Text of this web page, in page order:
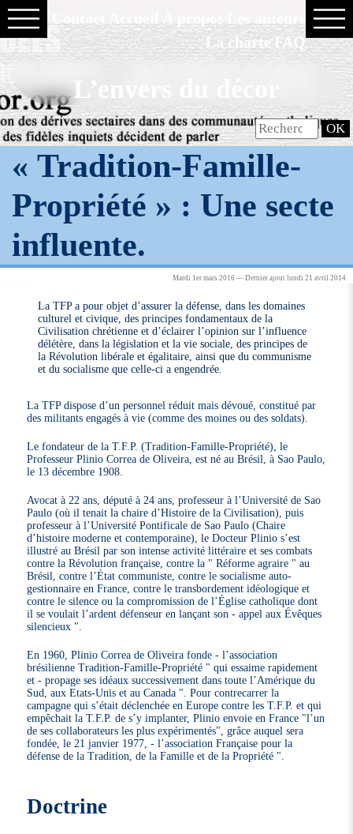
La charte FAQ
L’envers du décor
« Tradition-Famille-
Propriété » : Une secte
influente.
Mardi 1er mars 2016 — Dernier ajout lundi 21 avril 2014
La TFP a pour objet d’assurer la défense, dans les domaines
culturel et civique, des principes fondamentaux de la
Civilisation chrétienne et d’éclairer l’opinion sur l’influence
délétère, dans la législation et la vie sociale, des principes de
la Révolution libérale et égalitaire, ainsi que du communisme
et du socialisme que celle-ci a engendrée.
La TFP dispose d’un personnel réduit mais dévoué, constitué par
des militants engagés à vie (comme des moines ou des soldats).
Le fondateur de la T.F.P. (Tradition-Famille-Propriété), le
Professeur Plinio Correa de Oliveira, est né au Brésil, à Sao Paulo,
le 13 décembre 1908.
Avocat à 22 ans, député à 24 ans, professeur à l’Université de Sao
Paulo (où il tenait la chaire d’Histoire de la Civilisation), puis
professeur à l’Université Pontificale de Sao Paulo (Chaire
d’histoire moderne et contemporaine), le Docteur Plinio s’est
illustré au Brésil par son intense activité littéraire et ses combats
contre la Révolution française, contre la " Réforme agraire " au
Brésil, contre l’État communiste, contre le socialisme auto-
gestionnaire en France, contre le transbordement idéologique et
contre le silence ou la compromission de l’Église catholique dont
il se voulait l’ardent défenseur en lançant son - appel aux Évêques
silencieux ".
En 1960, Plinio Correa de Oliveira fonde - l’association
brésilienne Tradition-Famille-Propriété " qui essaime rapidement
et - propage ses idéaux successivement dans toute l’Amérique du
Sud, aux Etats-Unis et au Canada ". Pour contrecarrer la
campagne qui s’était déclenchée en Europe contre les T.F.P. et qui
empêchait la T.F.P. de s’y implanter, Plinio envoie en France "l’un
de ses collaborateurs les plus expérimentés", grâce auquel sera
fondée, le 21 janvier 1977, - l’association Française pour la
défense de la Tradition, de la Famille et de la Propriété ".
Doctrine